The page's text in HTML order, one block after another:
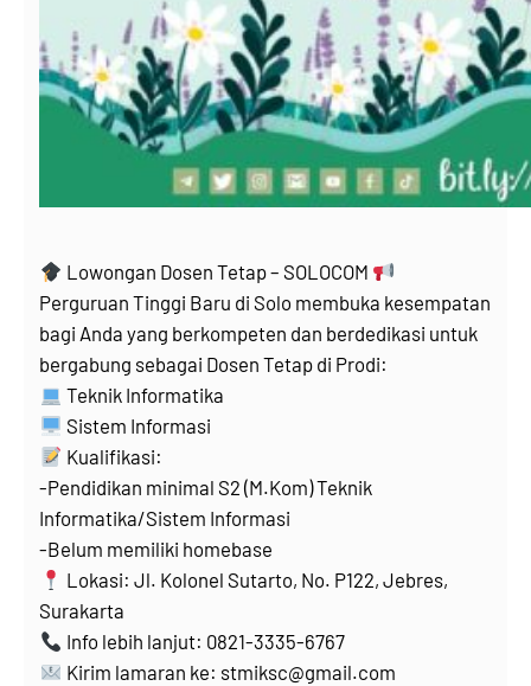
Lowongan Dosen Tetap – SOLOCOM
Perguruan Tinggi Baru di Solo membuka kesempatan
bagi Anda yang berkompeten dan berdedikasi untuk
bergabung sebagai Dosen Tetap di Prodi:
Teknik Informatika
Sistem Informasi
Kualifikasi:
-Pendidikan minimal S2 (M.Kom) Teknik
Informatika/Sistem Informasi
-Belum memiliki homebase
Lokasi: Jl. Kolonel Sutarto, No. P122, Jebres,
Surakarta
Info lebih lanjut: 0821-3335-6767
Kirim lamaran ke: stmiksc@gmail.com